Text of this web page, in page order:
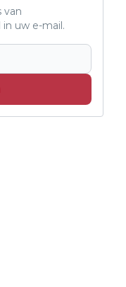
van
in uw e-mail.